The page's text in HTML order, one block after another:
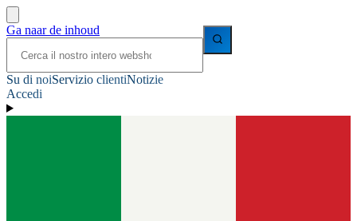
Ga naar de inhoud
Su di noiServizio clientiNotizie
Accedi